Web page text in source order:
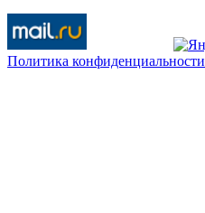
Политика конфиденциальности